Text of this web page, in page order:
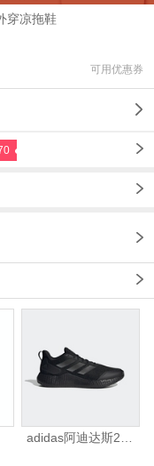
穿凉拖鞋
可用优惠券
adidas阿迪达斯2025中性edge gamedaySPW FTW-跑步GW2499